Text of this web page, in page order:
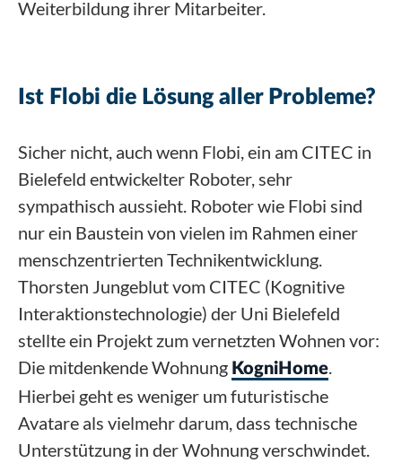
Weiterbildung ihrer Mitarbeiter.
Ist Flobi die Lösung aller Probleme?
Sicher nicht, auch wenn Flobi, ein am CITEC in
Bielefeld entwickelter Roboter, sehr
sympathisch aussieht. Roboter wie Flobi sind
nur ein Baustein von vielen im Rahmen einer
menschzentrierten Technikentwicklung.
Thorsten Jungeblut vom CITEC (Kognitive
Interaktionstechnologie) der Uni Bielefeld
stellte ein Projekt zum vernetzten Wohnen vor:
Die mitdenkende Wohnung KogniHome.
Hierbei geht es weniger um futuristische
Avatare als vielmehr darum, dass technische
Unterstützung in der Wohnung verschwindet.